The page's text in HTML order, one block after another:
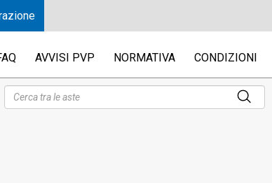
AVVISI PVP NORMATIVA CONDIZIONI